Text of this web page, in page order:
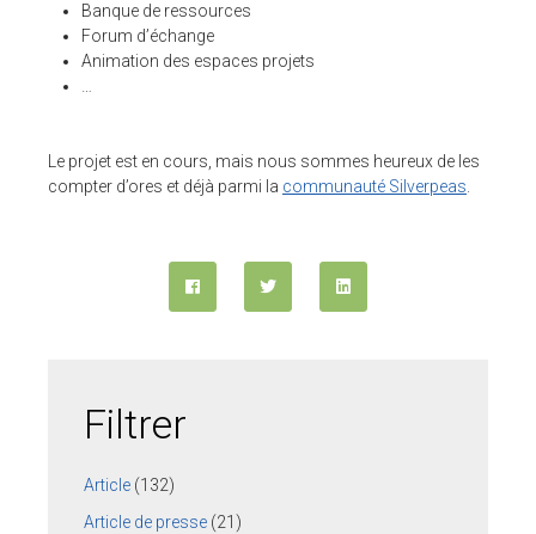
REJOIGNEZ-NOUS
NOS VIDÉOS SUR
Banque de ressources
Forum d’échange
Animation des espaces projets
Le projet est en cours, mais nous sommes heureux de les
compter d’ores et déjà parmi la communauté Silverpeas
Filtrer
Article (132)
Article de presse (21)